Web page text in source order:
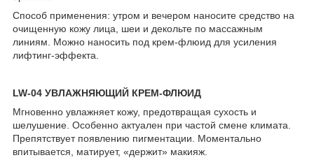
Способ применения: утром и вечером наносите средство на
очищенную кожу лица, шеи и декольте по массажным
линиям. Можно наносить под крем-флюид для усиления
лифтинг-эффекта.
LW-04 УВЛАЖНЯЮЩИЙ КРЕМ-ФЛЮИД
Мгновенно увлажняет кожу, предотвращая сухость и
шелушение. Особенно актуален при частой смене климата.
Препятствует появлению пигментации. Моментально
впитывается, матирует, «держит» макияж.